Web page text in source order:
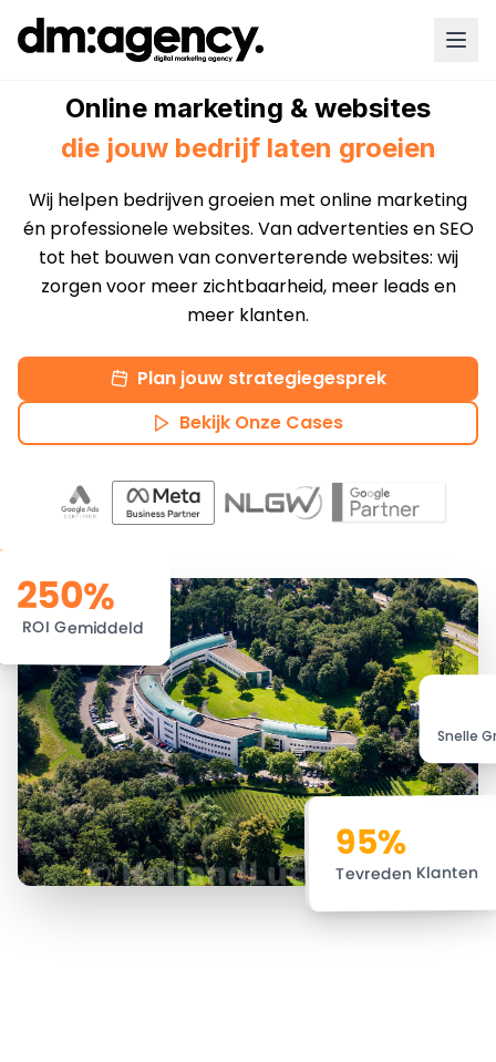
Online marketing & websites
die jouw bedrijf laten groeien
Wij helpen bedrijven groeien met online marketing
én professionele websites. Van advertenties en SEO
tot het bouwen van converterende websites: wij
zorgen voor meer zichtbaarheid, meer leads en
meer klanten.
Plan jouw strategiegesprek
Bekijk Onze Cases
250%
ROI Gemiddeld
95%
Tevreden Klanten
Snelle